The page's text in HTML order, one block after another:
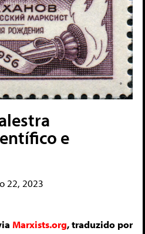
e
22, 2023
Marxists.org, traduzido por